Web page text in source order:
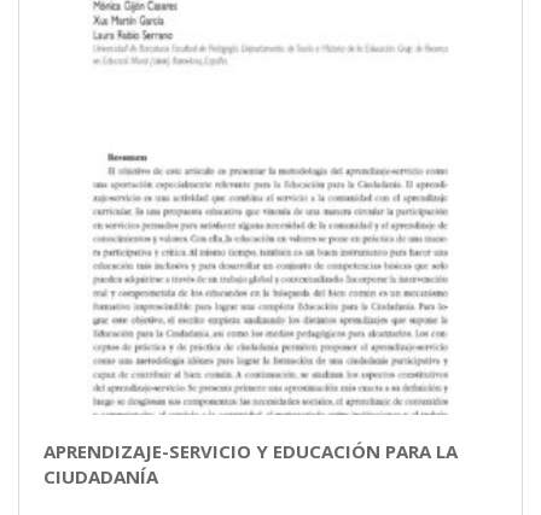
APRENDIZAJE-SERVICIO Y EDUCACIÓN PARA LA
CIUDADANÍA